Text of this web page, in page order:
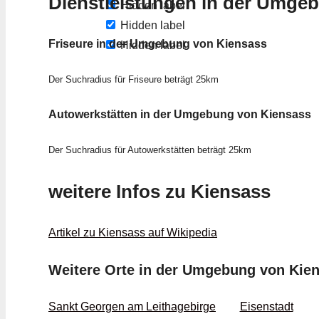
Hidden label
Hidden label
Hidden label
Friseure in der Umgebung von Kiensass
Der Suchradius für Friseure beträgt 25km
Autowerkstätten in der Umgebung von Kiensass
Der Suchradius für Autowerkstätten beträgt 25km
weitere Infos zu Kiensass
Artikel zu Kiensass auf Wikipedia
Weitere Orte in der Umgebung von
Sankt Georgen am Leithagebirge Eisenstadt